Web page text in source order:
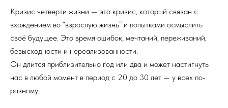
Кризис четверти жизни — это кризис, который связан с
вхождением во “взрослую жизнь” и попытками осмыслить
своё будущее. Это время ошибок, мечтаний, переживаний,
безысходности и нереализованности.
Он длится приблизительно год или два и может настигнуть
нас в любой момент в период с 20 до 30 лет — у всех по-
разному.